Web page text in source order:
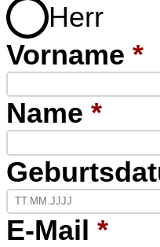
Herr
Vorname *
Name *
E-Mail *